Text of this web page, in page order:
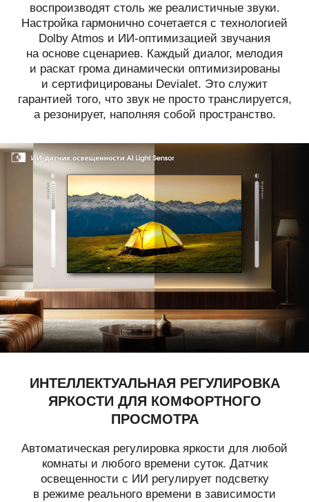
воспроизводят столь же реалистичные звуки.
Настройка гармонично сочетается с технологией
Dolby Atmos и ИИ-оптимизацией звучания
на основе сценариев. Каждый диалог, мелодия
и раскат грома динамически оптимизированы
и сертифицированы Devialet. Это служит
гарантией того, что звук не просто транслируется,
а резонирует, наполняя собой пространство.
ИНТЕЛЛЕКТУАЛЬНАЯ РЕГУЛИРОВКА
ЯРКОСТИ ДЛЯ КОМФОРТНОГО
ПРОСМОТРА
Автоматическая регулировка яркости для любой
комнаты и любого времени суток. Датчик
освещенности с ИИ регулирует подсветку
в режиме реального времени в зависимости